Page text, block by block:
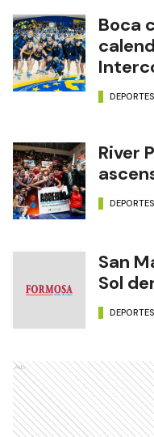
Boca
DEPORTES
River
DEPORTES
San
Sol
DEPORTES
Ads